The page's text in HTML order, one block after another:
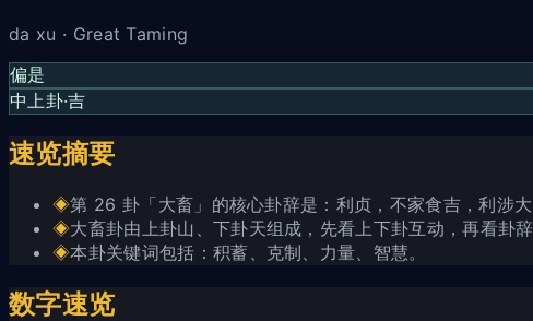
da xu · Great Taming
偏是
中上卦·吉
速览摘要
◈第 26 卦「大畜」的核心卦辞是：利贞，不家食吉，利涉大
◈大畜卦由上卦山、下卦天组成，先看上下卦互动，再看卦辞
◈本卦关键词包括：积蓄、克制、力量、智慧。
数字速览